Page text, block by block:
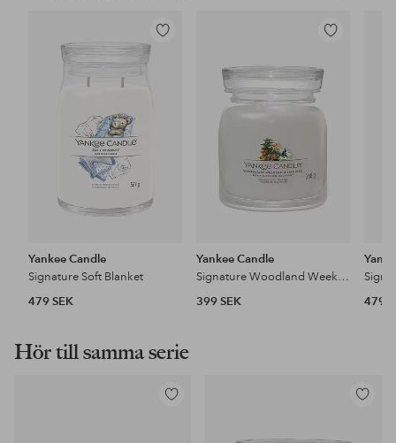
Lägg
till
Yankee Candle
Signature Soft Blanket
479 SEK
Lägg
i
favoriter
Yankee Candle
Signature Woodland Weekend Memories
399 SEK
479
Hör till samma serie
Lägg
Lägg